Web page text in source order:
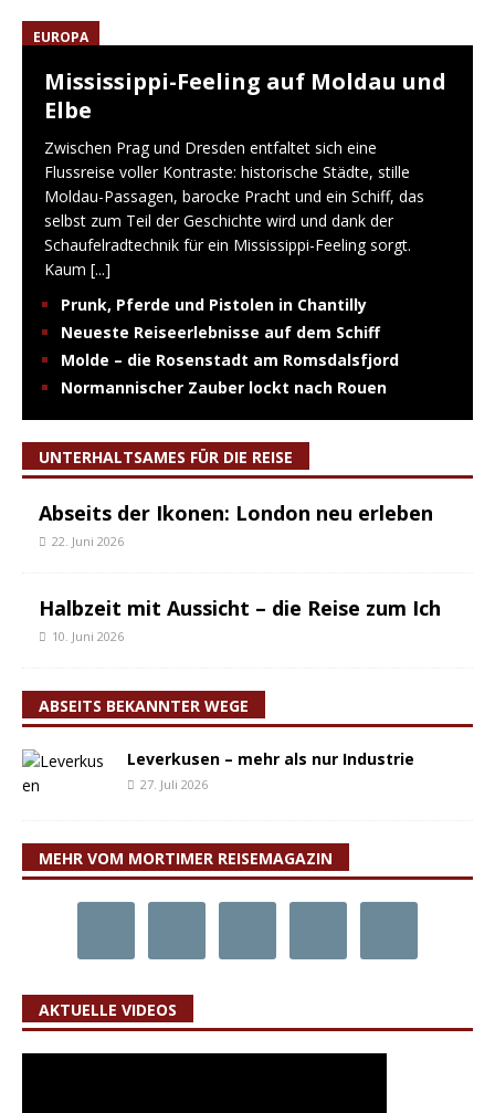
EUROPA
Mississippi-Feeling auf Moldau und
Elbe
Zwischen Prag und Dresden entfaltet sich eine
Flussreise voller Kontraste: historische Städte, stille
Moldau-Passagen, barocke Pracht und ein Schiff, das
selbst zum Teil der Geschichte wird und dank der
Schaufelradtechnik für ein Mississippi-Feeling sorgt.
Kaum [...]
Prunk, Pferde und Pistolen in Chantilly
Neueste Reiseerlebnisse auf dem Schiff
Molde – die Rosenstadt am Romsdalsfjord
Normannischer Zauber lockt nach Rouen
UNTERHALTSAMES FÜR DIE REISE
Abseits der Ikonen: London neu erleben
22. Juni 2026
Halbzeit mit Aussicht – die Reise zum Ich
10. Juni 2026
ABSEITS BEKANNTER WEGE
Leverkusen – mehr als nur Industrie
27. Juli 2026
MEHR VOM MORTIMER REISEMAGAZIN
AKTUELLE VIDEOS